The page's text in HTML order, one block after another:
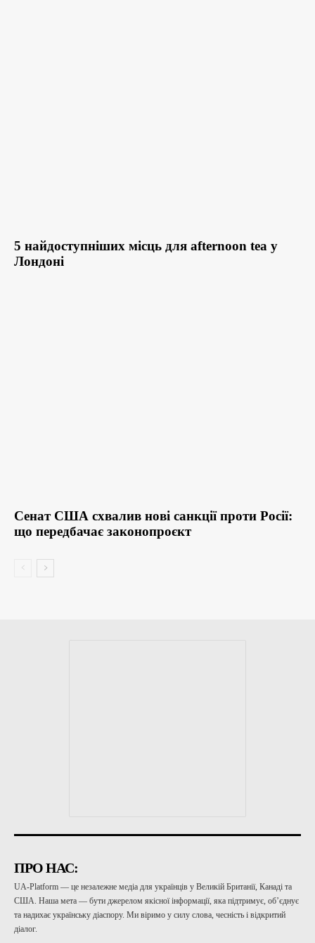
5 найдоступніших місць для afternoon tea у
Лондоні
Сенат США схвалив нові санкції проти Росії:
що передбачає законопроєкт
ПРО НАС:
UA-Platform — це незалежне медіа для українців у Великій Британії, Канаді та
США. Наша мета — бути джерелом якісної інформації, яка підтримує, об’єднує
та надихає українську діаспору. Ми віримо у силу слова, чесність і відкритий
діалог.